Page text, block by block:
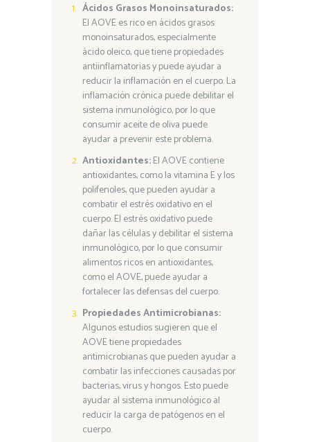
Ácidos Grasos Monoinsaturados:
El AOVE es rico en ácidos grasos
monoinsaturados, especialmente
ácido oleico, que tiene propiedades
antiinflamatorias y puede ayudar a
reducir la inflamación en el cuerpo. La
inflamación crónica puede debilitar el
sistema inmunológico, por lo que
consumir aceite de oliva puede
ayudar a prevenir este problema.
Antioxidantes:El AOVE contiene
antioxidantes, como la vitamina E y los
polifenoles, que pueden ayudar a
combatir el estrés oxidativo en el
cuerpo. El estrés oxidativo puede
dañar las células y debilitar el sistema
inmunológico, por lo que consumir
alimentos ricos en antioxidantes,
como el AOVE, puede ayudar a
fortalecer las defensas del cuerpo.
Propiedades Antimicrobianas:
Algunos estudios sugieren que el
AOVE tiene propiedades
antimicrobianas que pueden ayudar a
combatir las infecciones causadas por
bacterias, virus y hongos. Esto puede
ayudar al sistema inmunológico al
reducir la carga de patógenos en el
cuerpo.